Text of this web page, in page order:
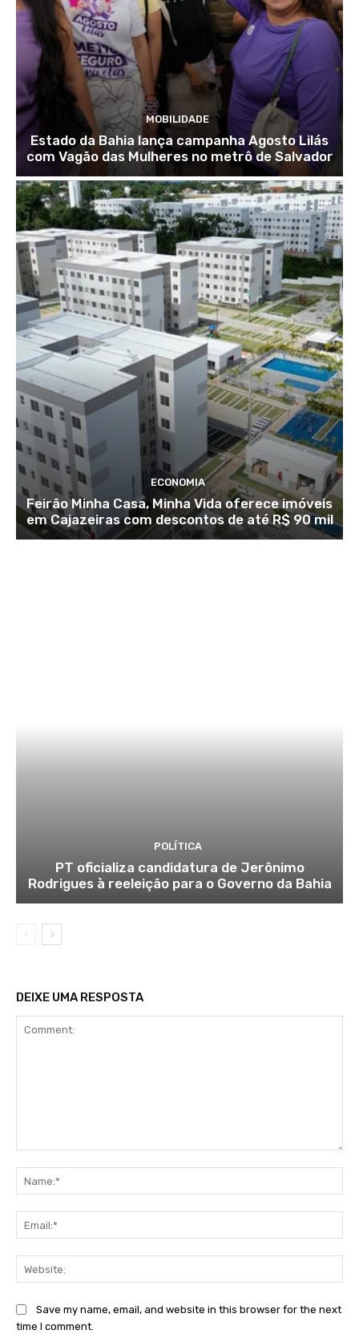
MOBILIDADE
Estado da Bahia lança campanha Agosto Lilás
com Vagão das Mulheres no metrô de Salvador
ECONOMIA
Feirão Minha Casa, Minha Vida oferece imóveis
em Cajazeiras com descontos de até R$ 90 mil
POLÍTICA
PT oficializa candidatura de Jerônimo
Rodrigues à reeleição para o Governo da Bahia
DEIXE UMA RESPOSTA
Save my name, email, and website in this browser for the next
time I comment.